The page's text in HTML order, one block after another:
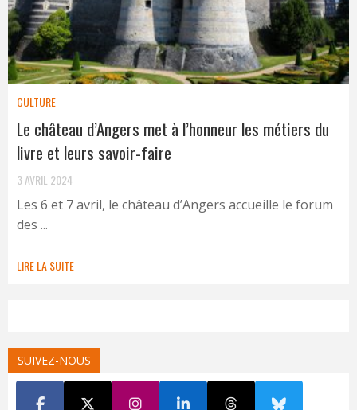
CULTURE
Le château d’Angers met à l’honneur les métiers du
livre et leurs savoir-faire
3 AVRIL 2024
Les 6 et 7 avril, le château d’Angers accueille le forum
des ...
LIRE LA SUITE
SUIVEZ-NOUS